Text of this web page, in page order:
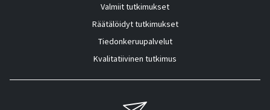
Valmiit tutkimukset
Räätälöidyt tutkimukset
Tiedonkeruupalvelut
Kvalitatiivinen tutkimus